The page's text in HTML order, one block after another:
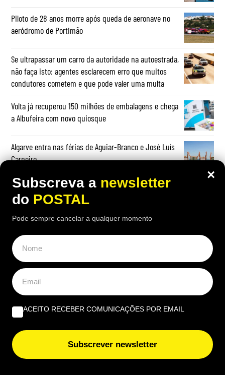
Piloto de 28 anos morre após queda de aeronave no
aeródromo de Portimão
Se ultrapassar um carro da autoridade na autoestrada,
não faça isto: agentes esclarecem erro que muitos
condutores cometem e que pode valer uma multa
Volta já recuperou 150 milhões de embalagens e chega
a Albufeira com novo quiosque
Algarve entra nas férias de Aguiar-Branco e José Luís
Carneiro
OPINIÃO
Albufeira, trânsito, ruído e equilíbrio | Por António
Nóbrega
Governantes no Algarve: de reino a região transnacional
O que fazer quando tudo arde? Impedir os bombeiros
voluntários de serem precários | Por Cobramor
×
Subscreva a newsletter
do POSTAL
Pode sempre cancelar a qualquer momento
ACEITO RECEBER COMUNICAÇÕES POR EMAIL
Subscrever newsletter